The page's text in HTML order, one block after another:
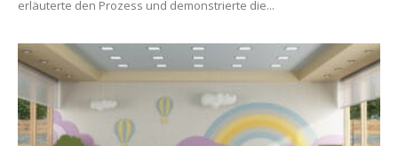
erläuterte den Prozess und demonstrierte die...